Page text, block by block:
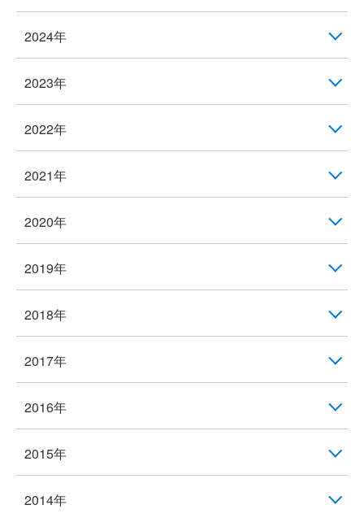
2024年
2023年
2022年
2021年
2020年
2019年
2018年
2017年
2016年
2015年
2014年